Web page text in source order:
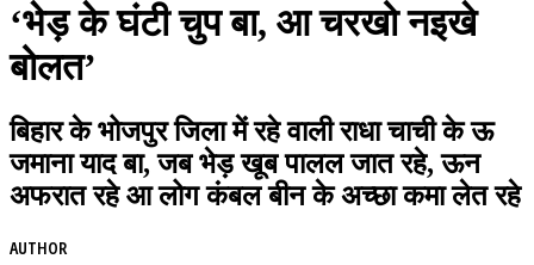
‘भेड़ के घंटी चुप बा, आ चरखो नइखे
बोलत’
बिहार के भोजपुर जिला में रहे वाली राधा चाची के ऊ
जमाना याद बा, जब भेड़ खूब पालल जात रहे, ऊन
अफरात रहे आ लोग कंबल बीन के अच्छा कमा लेत रहे
AUTHOR